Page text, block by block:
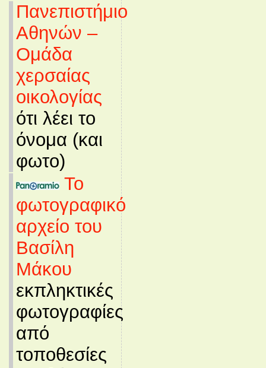
Πανεπιστήμιο
Αθηνών –
Ομάδα
χερσαίας
οικολογίας
ότι λέει το
όνομα (και
φωτο)
Το
φωτογραφικό
αρχείο του
Βασίλη
Μάκου
εκπληκτικές
φωτογραφίες
από
τοποθεσίες